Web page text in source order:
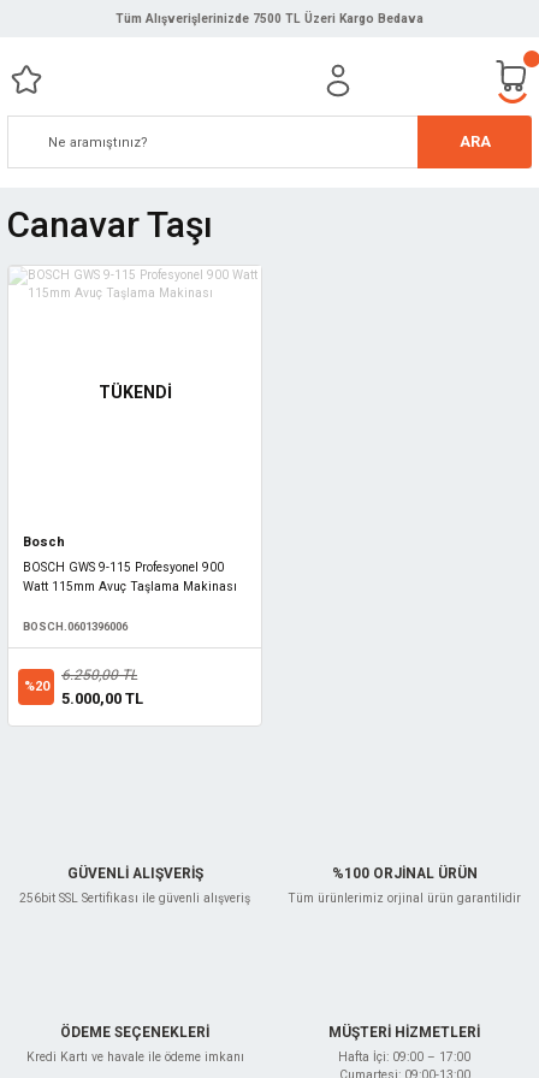
Tüm Alışverişlerinizde 7500 TL Üzeri Kargo Bedava
ARA
Canavar Taşı
TÜKENDİ
Bosch
BOSCH GWS 9-115 Profesyonel 900
Watt 115mm Avuç Taşlama Makinası
BOSCH.0601396006
%20
6.250,00 TL
5.000,00 TL
GÜVENLİ ALIŞVERİŞ
256bit SSL Sertifikası ile güvenli alışveriş
%100 ORJİNAL ÜRÜN
Tüm ürünlerimiz orjinal ürün garantilidir
ÖDEME SEÇENEKLERİ
Kredi Kartı ve havale ile ödeme imkanı
MÜŞTERİ HİZMETLERİ
Hafta İçi: 09:00 – 17:00
Cumartesi: 09:00-13:00